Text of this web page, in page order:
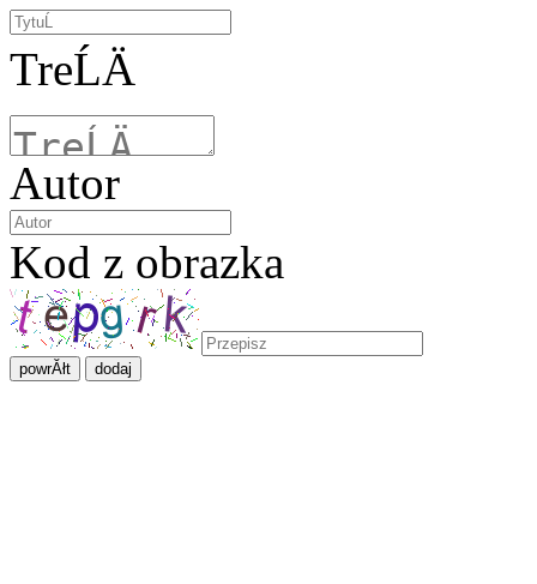
TreĹÄ
Autor
Kod z obrazka